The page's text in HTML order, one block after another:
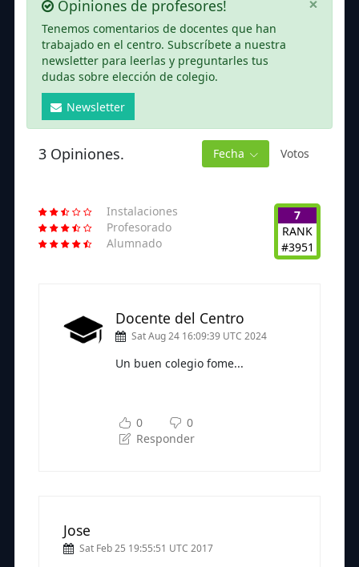
Opiniones de profesores!
Tenemos comentarios de docentes que han
trabajado en el centro. Subscríbete a nuestra
newsletter para leerlas y preguntarles tus
dudas sobre elección de colegio.
Newsletter
3 Opiniones. Fecha Votos
Instalaciones
Profesorado
Alumnado
7
RANK
#3951
Docente del Centro
Sat Aug 24 16:09:39 UTC 2024
Un buen colegio fome...
0
0
Responder
Jose
Sat Feb 25 19:55:51 UTC 2017